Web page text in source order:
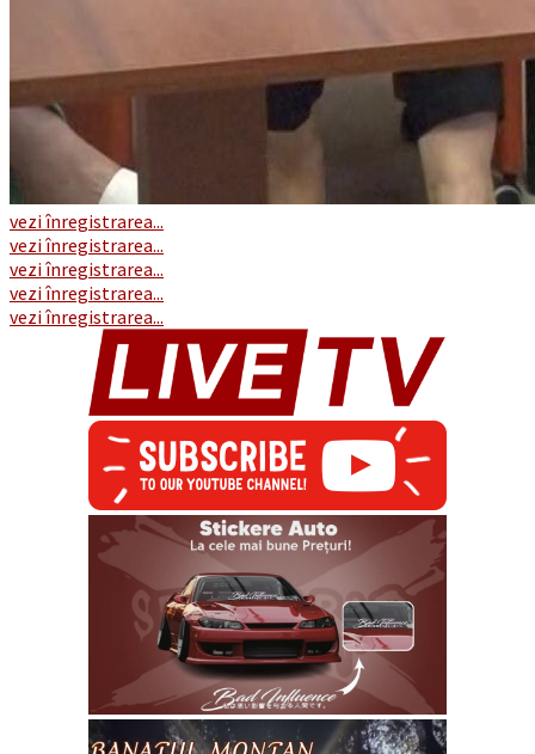
vezi înregistrarea...
vezi înregistrarea...
vezi înregistrarea...
vezi înregistrarea...
vezi înregistrarea...